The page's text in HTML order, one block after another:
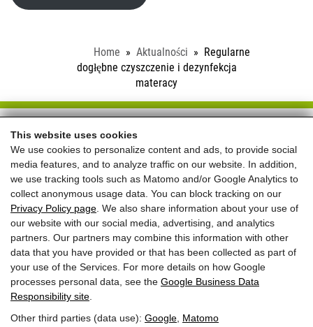
This website uses cookies
We use cookies to personalize content and ads, to provide social
media features, and to analyze traffic on our website. In addition,
we use tracking tools such as Matomo and/or Google Analytics to
collect anonymous usage data. You can block tracking on our
Privacy Policy page . We also share information about your use of
our website with our social media, advertising, and analytics
partners. Our partners may combine this information with other
data that you have provided or that has been collected as part of
your use of the Services. For more details on how Google
processes personal data, see the Google Business Data
Responsibility site
Other third parties (data use): Google Matomo
Home Aktualności
Regularne
dogłębne czyszczenie i dezynfekcja
materacy
Schloss Saalhof
Familie Rieder ● Saalhofstr. 26 ● A-5751 Maishofen
Telefon:+43 660 5703237
REVIEWS
Najlepsza cena
dla rezerwacji